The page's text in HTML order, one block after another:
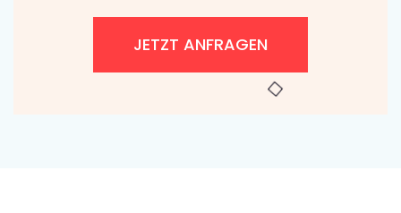
JETZT ANFRAGEN